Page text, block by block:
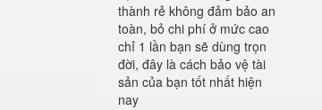
thành rẻ không đảm bảo an
toàn, bỏ chi phí ở mức cao
chỉ 1 lần bạn sẽ dùng trọn
đời, đây là cách bảo vệ tài
sản của bạn tốt nhất hiện
nay